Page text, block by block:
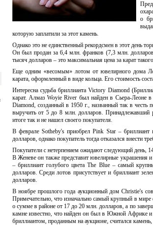
о
которую заплатили за этот камень.
Однако это не единственный рекордсмен в этот день
Он был продан за 6,4 млн. франков (7,3 млн.
тысяч долларов – это максимальная цена за карат
Еще одним «весомым» лотом от ювелирного дома
карата, оформленный в виде кольца. Его стоимость
Интересна судьба бриллианта Victory Diamond
карат. Алмаз Woyie River был найден в Сьера-Леоне
Diamond, созданный в 1950 г., названный так в
выручить от 5 до 8 млн. долларов. Принадлежавший
итоге так и не нашел своего покупателя.
В феврале Sotheby's приобрел Pink Star –
долларов, однако покупатель тогда отказался внести
Покупатели с нетерпением ожидают следующий день,
В Женеве он также представит ювелирные украшения и
– бриллиант голубого цвета The Blue – самый
долларов. Среди лотов присутствует и бриллиант
долларов.
В ноябре прошлого года аукционный дом Christie's
Примечательно, что изначально самый крупный в
о сумме в районе от 17 до 20 млн. долларов, а по
камне известно, что найден он был в Южной Африке
бриллиантом, проданным на аукционе, считался